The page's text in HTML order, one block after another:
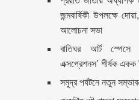
জন্মবার্ষিকী উপলক্ষে
আলোচনা সভা
বাতিঘর আর্ট স্পেসে
এক্সপ্রেশনস’ শীর্ষক একক
সমুদ্র পর্যটনে নতুন